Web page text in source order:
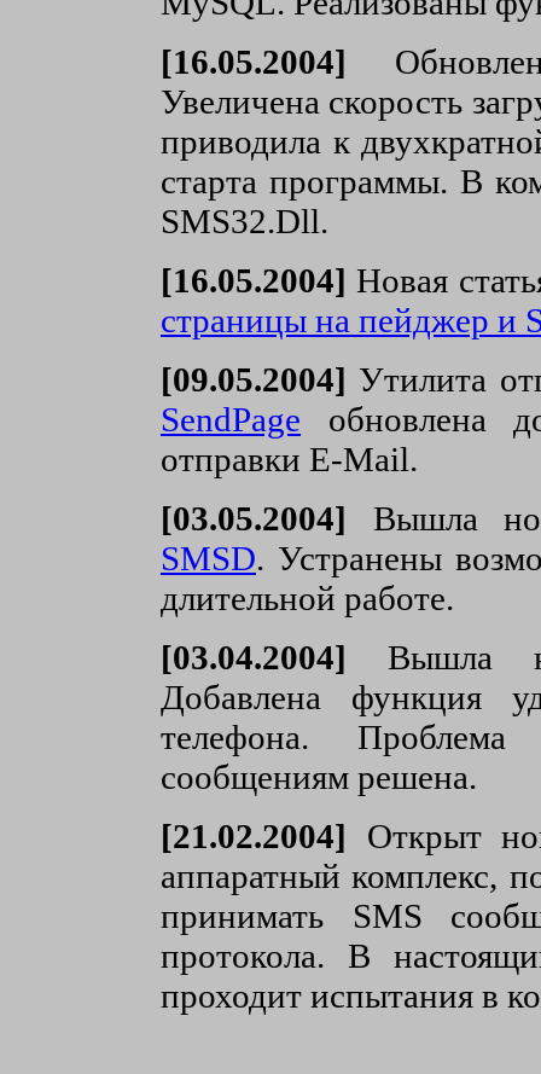
[16.05.2004]
Увеличена скорость
приводила к
старта программы. В
SMS32.Dll.
[16.05.2004] Новая
страницы на пейджер и
[09.05.2004] Утилита
SendPage обновлена
отправки E-Mail.
[03.05.2004] Вышла
SMSD. Устранены
длительной работе.
[03.04.2004] Вышла
Добавлена функция
телефона. Проблема
сообщениям решена.
[21.02.2004] Открыт
аппаратный комплекс,
принимать SMS
протокола. В
проходит испытания в